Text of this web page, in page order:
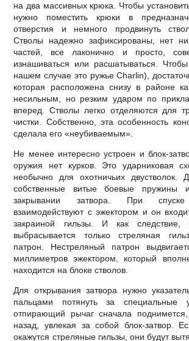
на два массивных крюка. Чтобы
нужно поместить крюки в
отверстия и немного продвинуть
Стволы надежно зафиксированы, нет
частей, все лаконично и просто,
изнашиваться или расшатываться.
нашем случае это ружье Charlin),
которая расположена снизу в районе
несильным, но резким ударом по
вперед. Стволы легко отделяются для
чистки. Собственно, эта особенность
сделала его «неубиваемым».
Не менее интересно устроен и блок-
оружия нет курков. Это ударниковая
необычно для охотничьих двустволок.
собственные витые боевые пружины
закрывании затвора. При
взаимодействуют с эжектором и он
закраиной гильзы. И как следствие,
выбрасывается только стреляная
патрон. Нестреляный патрон
миллиметров эжектором, который
находится на блоке стволов.
Для открывания затвора нужно
пальцами потянуть за
отпирающий рычаг сначала
назад, увлекая за собой блок-затвор.
окажутся стреляные гильзы, они будут